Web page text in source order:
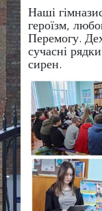
​Наші
героїзм,
Перемогу.
сучасні
сирен.